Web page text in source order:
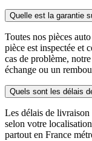
Quelle est la garantie
Toutes nos pièces
pièce est inspectée et
cas de problème,
échange ou un
Quels sont les délais
Les délais de
selon votre
partout en France